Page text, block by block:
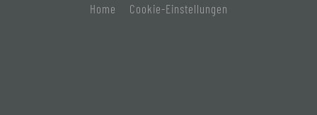
Home
Cookie-Einstellungen